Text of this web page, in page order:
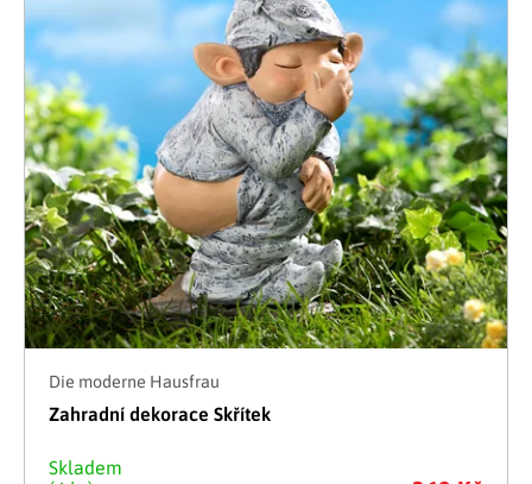
Die moderne Hausfrau
Zahradní dekorace Skřítek
Skladem